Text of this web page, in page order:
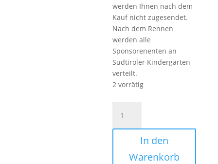
werden Ihnen nach dem
Kauf nicht zugesendet.
Nach dem Rennen
werden alle
Sponsorenenten an
Südtiroler Kindergarten
verteilt.
2 vorrätig
gelb
Federbora
In den
Warenkorb